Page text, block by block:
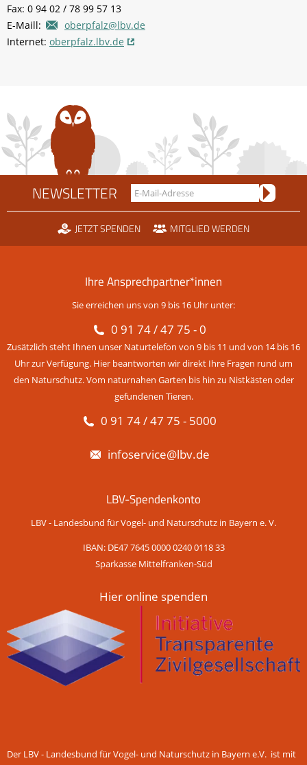
Fax: 0 94 02 / 78 99 57 13
E-Maill:
oberpfalz@lbv.de
Internet: oberpfalz.lbv.de
NEWSLETTER
JETZT SPENDEN MITGLIED WERDEN
Ihre Ansprechpartner*innen
Sie erreichen uns von 9 bis 16 Uhr unter:
0 91 74 / 47 75 - 0
Zusätzlich steht Ihnen unser Naturtelefon von 9 bis 11 und von 14 bis 16
Uhr zur Verfügung. Hier beantworten wir direkt Ihre Fragen rund um
den Naturschutz. Vom naturnahen Garten bis hin zu Nistkästen oder
gefundenen Tieren.
0 91 74 / 47 75 - 5000
infoservice@lbv.de
LBV-Spendenkonto
LBV - Landesbund für Vogel- und Naturschutz in Bayern e. V.
IBAN: DE47 7645 0000 0240 0118 33
Sparkasse Mittelfranken-Süd
Hier online spenden
Der LBV - Landesbund für Vogel- und Naturschutz in Bayern e.V. ist mit